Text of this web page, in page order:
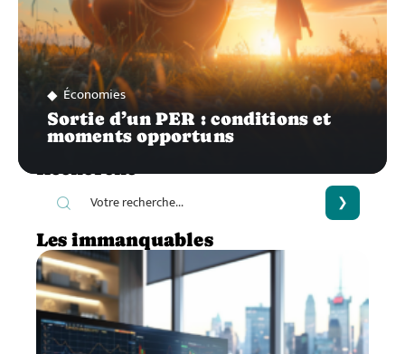
Économies
Sortie d’un PER : conditions et
moments opportuns
Recherche
Les immanquables